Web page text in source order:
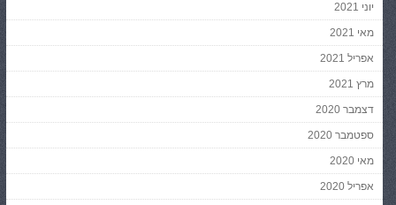
יוני 2021
מאי 2021
אפריל 2021
מרץ 2021
דצמבר 2020
ספטמבר 2020
מאי 2020
אפריל 2020